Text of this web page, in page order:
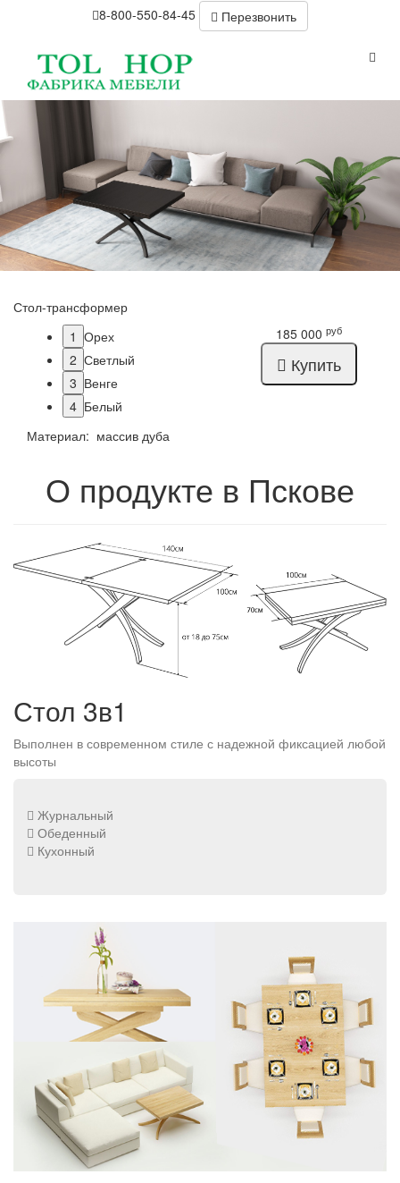
8-800-550-84-45 Перезвонить
Стол-трансформер
1 Орех
2 Светлый
3 Венге
4 Белый
Материал: массив дуба
185 000 руб
Купить
О продукте в Пскове
Стол 3в1
Выполнен в современном стиле с надежной фиксацией любой
высоты
Журнальный
Обеденный
Кухонный